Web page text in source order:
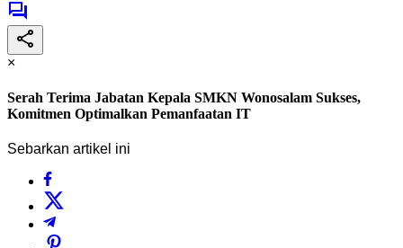
×
Serah Terima Jabatan Kepala SMKN Wonosalam Sukses,
Komitmen Optimalkan Pemanfaatan IT
Sebarkan artikel ini